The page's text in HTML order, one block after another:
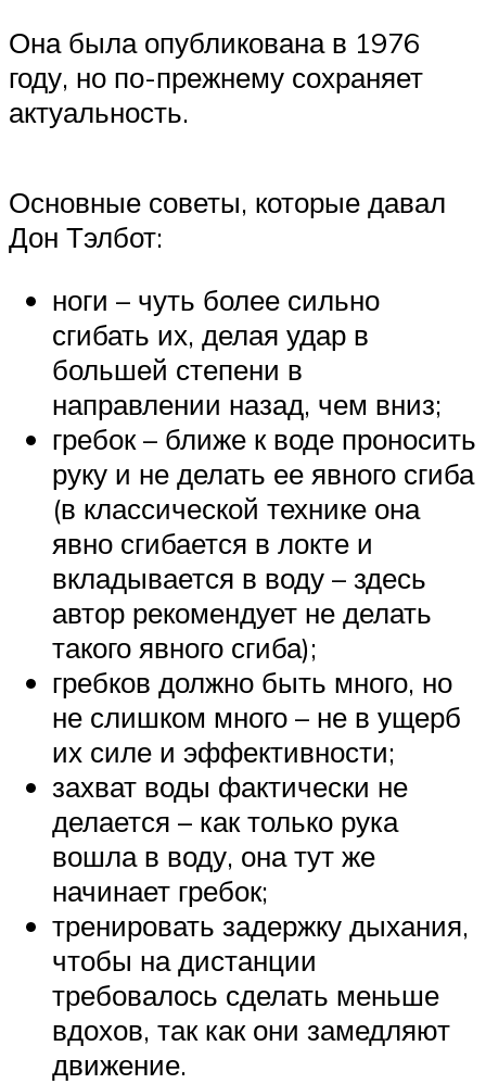
Она была опубликована в 1976
году, но по-прежнему сохраняет
актуальность.
Основные советы, которые давал
Дон Тэлбот:
ноги – чуть более сильно
сгибать их, делая удар в
большей степени в
направлении назад, чем вниз;
гребок – ближе к воде проносить
руку и не делать ее явного сгиба
(в классической технике она
явно сгибается в локте и
вкладывается в воду – здесь
автор рекомендует не делать
такого явного сгиба);
гребков должно быть много, но
не слишком много – не в ущерб
их силе и эффективности;
захват воды фактически не
делается – как только рука
вошла в воду, она тут же
начинает гребок;
тренировать задержку дыхания,
чтобы на дистанции
требовалось сделать меньше
вдохов, так как они замедляют
движение.